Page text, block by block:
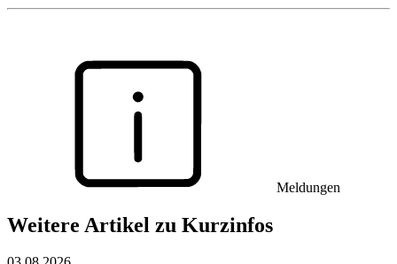
Meldungen
Weitere Artikel zu Kurzinfos